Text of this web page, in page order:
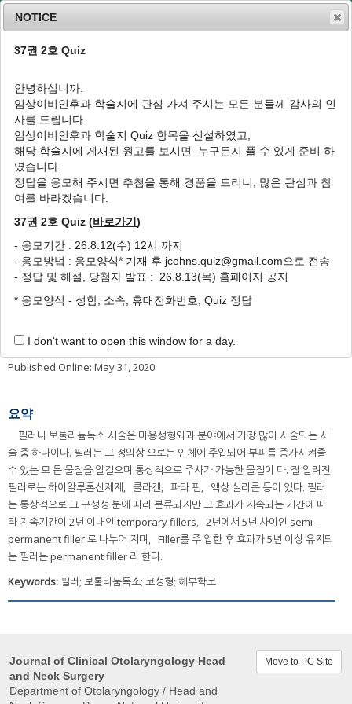
n
v
o
J Clin Otolaryngol Head Neck Surg
28(2 ): 174-180
pISSN: 1225-0244, eISSN: 2713-833X
DOI:https://doi.org/10.35420/jcohns.2017.28.2.174
특집
필러 및 보툴리눔독소 시술위한 코 해부학의 이
해
문형진 1 , *
Essential Knowledge of Nasal Anatomy for
Hyoung Jin Moon 1 ,
Author Information & Copyright▼
Published Online: May 31, 2020
요약
필러나 보툴리늄독소 시술은 미용성형외과 분야에서 가장 많이 시술되는 시
술 중 하나이다. 필러는 그 정의상 으로는 인체에 주입되어 부피를 증가시켜줄
수 있는 모 든 물질을 일컬으며 통상적으로 주사가 가능한 물질이 다. 잘 알려진
필러로는 하이알루론산제제，콜라겐，파라 핀，액상 실리콘 등이 있다. 필러
는 통상적으로 그 구성성 분에 따라 분류되지만 그 효과가 지속되는 기간에 따
라 지속기간이 2년 이내인 temporary fillers，2년에서 5년 사이인 semi-
permanent filler 로 나누어 지며，Filler를 주 입한 후 효과가 5년 이상 유지되
는 필러는 permanent filler 라 한다.
Keywords: 필러; 보툴리눔독소; 코성형; 해부학코
Journal of Clinical Otolaryngology Head
and Neck Surgery
Department of Otolaryngology / Head and
Move to PC Site
NOTICE
37권 2호 Quiz
안녕하십니까.
임상이비인후과 학술지에 관심 가져 주시는 모든 분들께 감사의 인
사를 드립니다.
임상이비인후과 학술지 Quiz 항목을 신설하였고,
해당 학술지에 게재된 원고를 보시면 누구든지 풀 수 있게 준비 하
였습니다.
정답을 응모해 주시면 추첨을 통해 경품을 드리니, 많은 관심과 참
여를 바라겠습니다.
37권 2호 Quiz (바로가기)
- 응모기간 : 26.8.12(수) 12시 까지
- 응모방법 : 응모양식* 기재 후 jcohns.quiz@gmail.com으로 전송
- 정답 및 해설, 당첨자 발표 : 26.8.13(목) 홈페이지 공지
* 응모양식 - 성함, 소속, 휴대전화번호, Quiz 정답
I don't want to open this window for a day.